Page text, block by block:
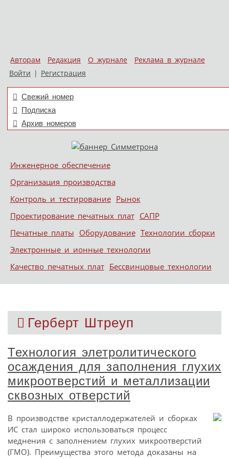
Авторам Редакция О журнале
Реклама в журнале
Войти | Регистрация
Свежий номер
Подписка
Архив номеров
Меню
Skip to content
Инженерное обеспечение
Организация производства
Контроль и тестирование Рынок
Проектирование печатных плат САПР
Печатные платы Оборудование Технологии сборки
Электронные и ионные технологии
Качество печатных плат Бессвинцовые технологии
Герберт Штреуп
Технология элетролитического
осаждения для заполнения глухих
микроотверстий и металлизации
сквозных отверстий
В производстве кристаллодержателей и сборках
ИС стал широко использоваться процесс
меднения с заполнением глухих микроотверстий
(ГМО). Преимущества этого метода доказаны на